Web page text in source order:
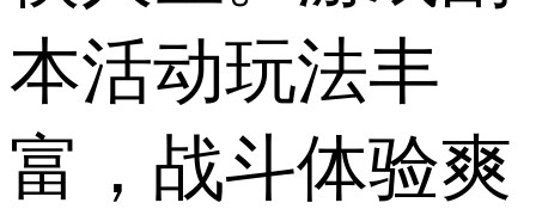
本活动玩法丰
富，战斗体验爽